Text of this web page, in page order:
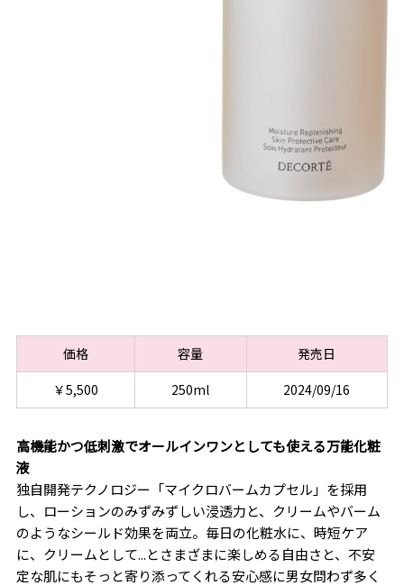
価格 容量
発売日
￥5,500
250ml 2024/09/16
高機能かつ低刺激でオールインワンとしても使える万能化粧
液
独自開発テクノロジー「マイクロバームカプセル」を採用
し、ローションのみずみずしい浸透力と、クリームやバーム
のようなシールド効果を両立。毎日の化粧水に、時短ケア
に、クリームとして...とさまざまに楽しめる自由さと、不安
定な肌にもそっと寄り添ってくれる安心感に男女問わず多く